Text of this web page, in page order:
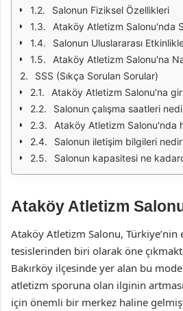
Salonun Fiziksel Özellikleri
Ataköy Atletizm Salonu'nda
Salonun Uluslararası
Ataköy Atletizm Salonu'na
SSS (Sıkça Sorulan Sorular)
Ataköy Atletizm Salonu'na
Salonun çalışma saatleri
Ataköy Atletizm Salonu'nda hangi
Salonun iletişim bilgileri
Salonun kapasitesi ne
Ataköy Atletizm
Ataköy Atletizm Salonu,
tesislerinden biri olarak öne
Bakırköy ilçesinde yer alan bu
atletizm sporuna olan ilginin
için önemli bir merkez haline